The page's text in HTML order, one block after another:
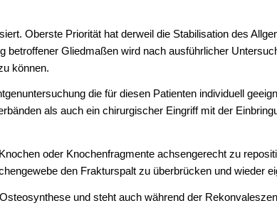
Oberste Priorität hat derweil die Stabilisation des
betroffener Gliedmaßen wird nach ausführlicher
können.
die für diesen Patienten individuell
als auch ein chirurgischer Eingriff mit der
oder Knochenfragmente achsengerecht zu
den Frakturspalt zu überbrücken und wieder
und steht auch während der